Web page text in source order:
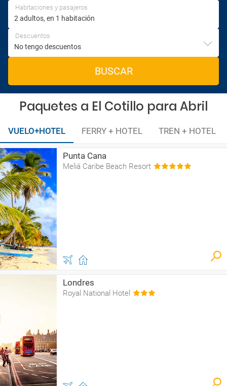
Habitaciones y pasajeros
Descuentos
BUSCAR
Paquetes a El Cotillo para Abril
VUELO+HOTEL FERRY + HOTEL TREN + HOTEL
Punta Cana
Meliá Caribe Beach Resort
Londres
Royal National Hotel